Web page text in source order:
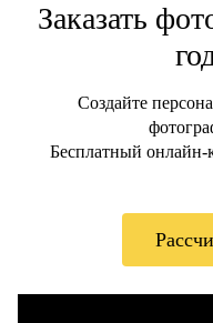
Заказать
Создайте
Бесплатный онлайн-